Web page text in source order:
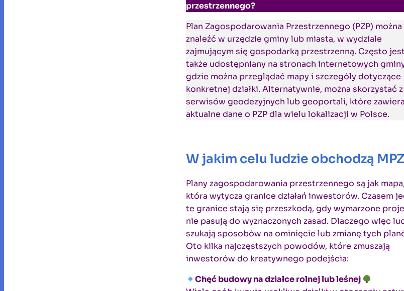
przestrzennego?
Plan Zagospodarowania Przestrzennego (PZP) można
znaleźć w urzędzie gminy lub miasta, w wydziale
zajmującym się gospodarką przestrzenną. Często
także udostępniany na stronach internetowych
gdzie można przeglądać mapy i szczegóły dotyczące
konkretnej działki. Alternatywnie, można skorzystać z
serwisów geodezyjnych lub geoportali, które
aktualne dane o PZP dla wielu lokalizacji w Polsce.
W jakim celu ludzie obchodzą
Plany zagospodarowania przestrzennego są jak mapa,
która wytycza granice działań inwestorów. Czasem
te granice stają się przeszkodą, gdy wymarzone
nie pasują do wyznaczonych zasad. Dlaczego więc
szukają sposobów na ominięcie lub zmianę tych
Oto kilka najczęstszych powodów, które zmuszają
inwestorów do kreatywnego podejścia:
Chęć budowy na działce rolnej lub leśnej